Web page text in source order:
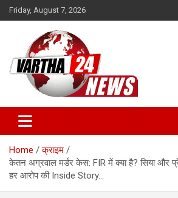
Skip
to
Friday, August 7, 2026
Vartha 24
Home
क्राइम
केतन अग्रवाल मर्डर केस: FIR में क्या है? सिया और
हर आरोप की Inside Story…